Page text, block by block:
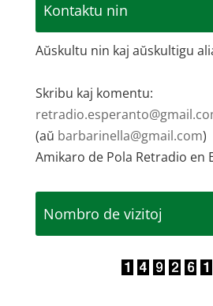
Kontaktu nin
Aŭskultu nin kaj aŭskultigu
Skribu kaj komentu:
(aŭ barbarinella@gmail.com)
Amikaro de Pola Retradio en
Nombro de vizitoj